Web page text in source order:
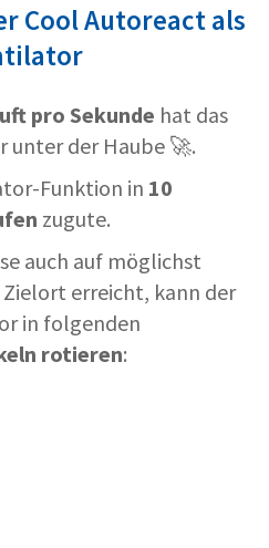
Cool Autoreact als
pro Sekunde hat das
unter der Haube 🚀.
Funktion in 10
zugute.
auch auf möglichst
erreicht, kann der
in folgenden
rotieren: